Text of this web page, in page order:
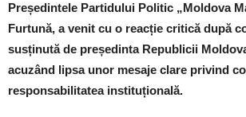
Președintele Partidului Politic „Moldova
Furtună, a venit cu o reacție critică după
susținută de președinta Republicii
acuzând lipsa unor mesaje clare privind
responsabilitatea instituțională.